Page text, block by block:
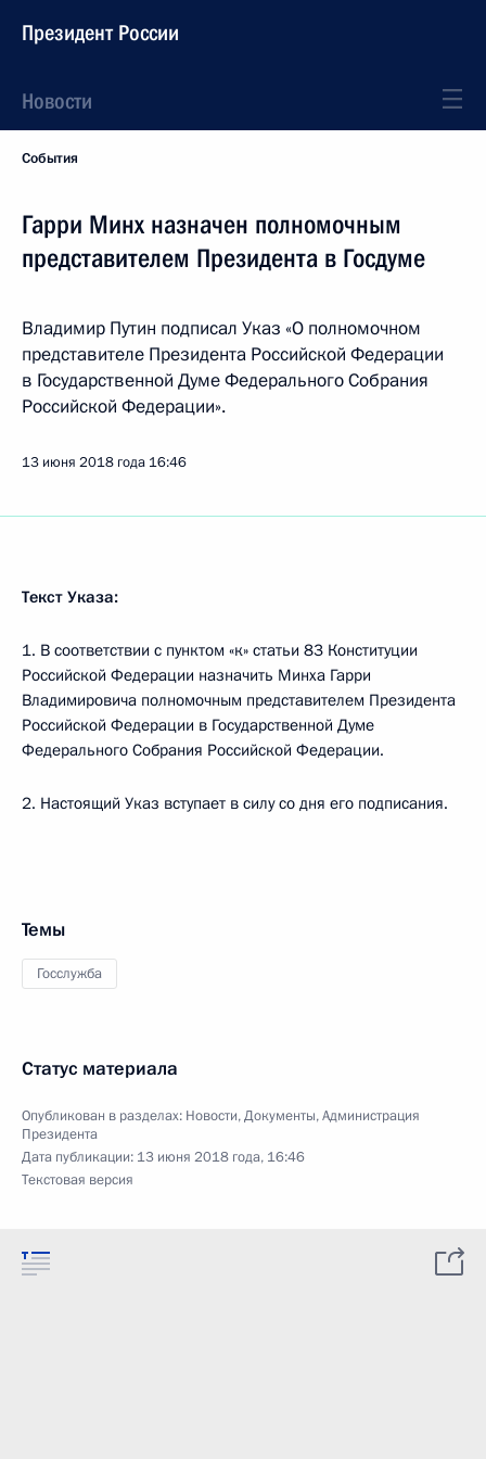
Президент России
Новости
События
Гарри Минх назначен полномочным
представителем Президента в Госдуме
Владимир Путин подписал Указ «О полномочном
представителе Президента Российской Федерации
в Государственной Думе Федерального Собрания
Российской Федерации».
13 июня 2018 года 16:46
Текст Указа:
1. В соответствии с пунктом «к» статьи 83 Конституции
Российской Федерации назначить Минха Гарри
Владимировича полномочным представителем Президента
Российской Федерации в Государственной Думе
Федерального Собрания Российской Федерации.
2. Настоящий Указ вступает в силу со дня его подписания.
Темы
Госслужба
Статус материала
Опубликован в разделах: Новости,Документы,Администрация
Президента
Дата публикации: 13 июня 2018 года, 16:46
Текстовая версия